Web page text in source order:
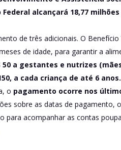
alcançará 18,77
de três adicionais. O
de idade, para garantir a
a gestantes e nutrizes
a cada criança de até 6 anos.
o pagamento ocorre nos
sobre as datas de pagamento,
para acompanhar as contas